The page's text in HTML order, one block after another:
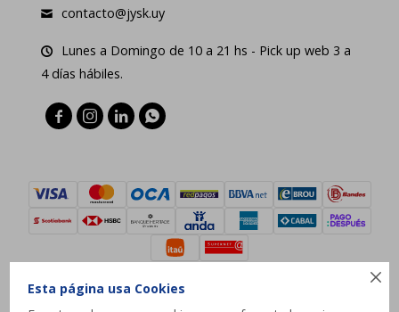

Esta página usa Cookies
contacto@jysk.uy
Lunes a Domingo de 10 a 21 hs - Pick up web 3 a
4 días hábiles.
   